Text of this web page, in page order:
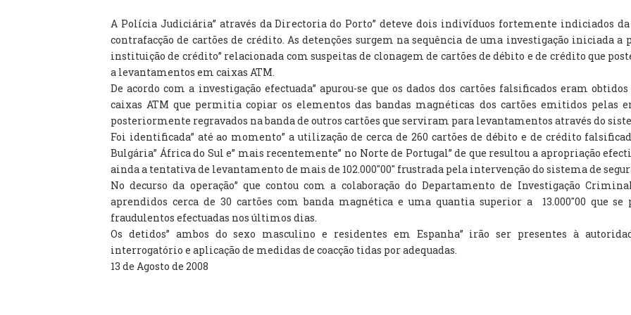
A Polícia Judiciária” através da Directoria do Porto” deteve dois indivíduos fortemente indiciados
contrafacção de cartões de crédito. As detenções surgem na sequência de uma investigação iniciada
instituição de crédito” relacionada com suspeitas de clonagem de cartões de débito e de crédito que
a levantamentos em caixas ATM.
De acordo com a investigação efectuada” apurou-se que os dados dos cartões falsificados eram
caixas ATM que permitia copiar os elementos das bandas magnéticas dos cartões emitidos pelas
posteriormente regravados na banda de outros cartões que serviram para levantamentos através do
Foi identificada” até ao momento” a utilização de cerca de 260 cartões de débito e de crédito
Bulgária” África do Sul e” mais recentemente” no Norte de Portugal” de que resultou a apropriação
ainda a tentativa de levantamento de mais de 102.000″00″ frustrada pela intervenção do sistema de
No decurso da operação” que contou com a colaboração do Departamento de Investigação
aprendidos cerca de 30 cartões com banda magnética e uma quantia superior a  13.000″00 que
fraudulentos efectuadas nos últimos dias.
Os detidos” ambos do sexo masculino e residentes em Espanha” irão ser presentes à
interrogatório e aplicação de medidas de coacção tidas por adequadas.
13 de Agosto de 2008